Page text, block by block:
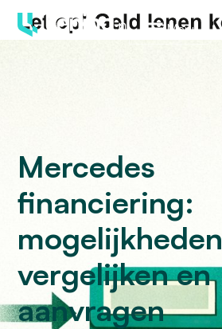
Menu
Mercedes
financiering:
mogelijkheden
vergelijken en
aanvragen